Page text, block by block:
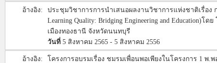
อ้างอิง:
ประชุมวิชาการการนำเสนอผลงานวิชาการแห่งชาติเรื่อง ก
Learning Quality: Bridging Engineering and
เมืองทองธานี จังหวัดนนทบุรี
วันที่ 5 สิงหาคม 2565 - 5 สิงหาคม 2556
อ้างอิง:
โครงการอบรมเรื่อง ชมรมเพื่อนพอเพียงในโครงการ 1